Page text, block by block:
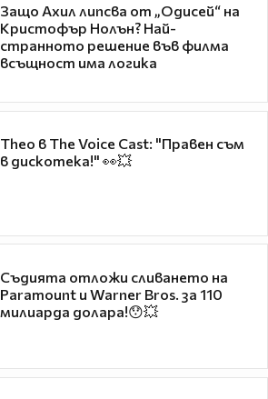
Защо Ахил липсва от „Одисей“ на
Кристофър Нолън? Най-
странното решение във филма
всъщност има логика
Theo в The Voice Cast: "Правен съм
в дискотека!" 👀💥
Съдията отложи сливането на
Paramount и Warner Bros. за 110
милиарда долара!😯💥